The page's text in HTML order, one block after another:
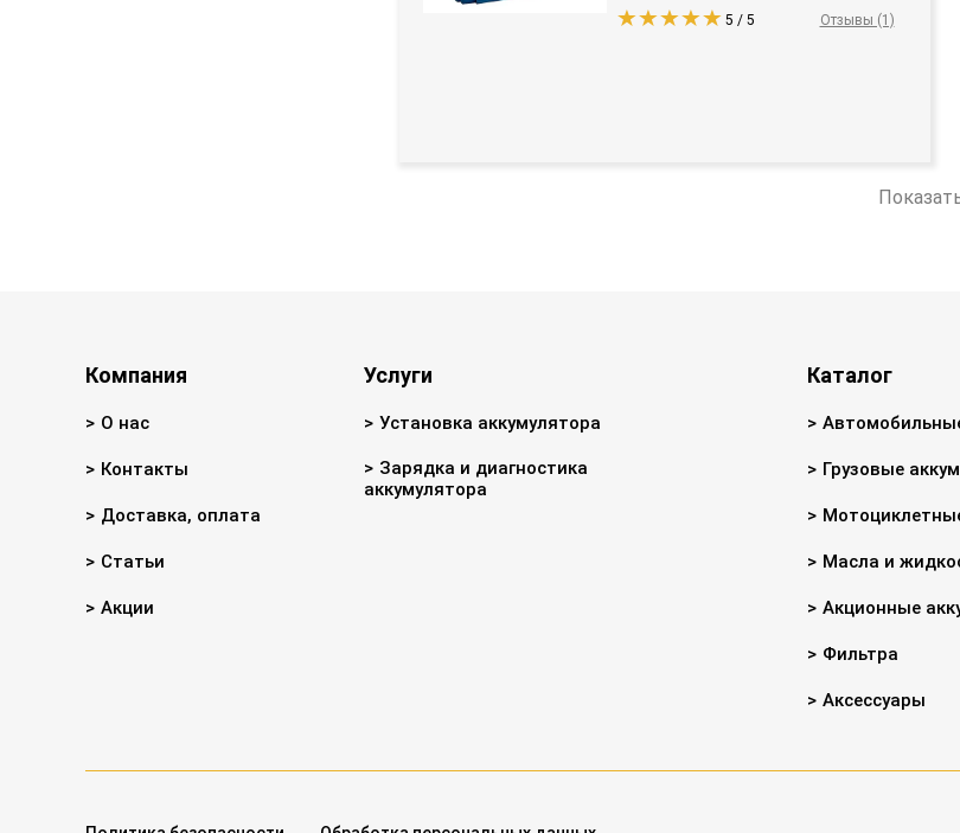
5 / 5 Отзывы (1)
Компания
О нас
Контакты
Доставка, оплата
Статьи
Акции
Услуги
Установка аккумулятора
Зарядка и диагностика
аккумулятора
Каталог
Грузовые
Масла и
Акционные
Фильтра
Аксессуары